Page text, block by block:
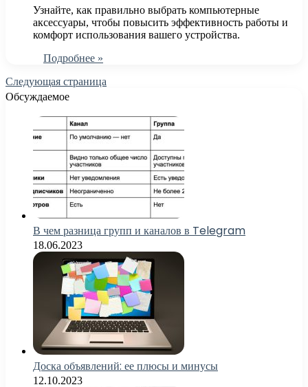
Узнайте, как правильно выбрать компьютерные
аксессуары, чтобы повысить эффективность работы и
комфорт использования вашего устройства.
Подробнее »
Следующая страница
Обсуждаемое
В чем разница групп и каналов в Telegram
18.06.2023
Доска объявлений: ее плюсы и минусы
12.10.2023